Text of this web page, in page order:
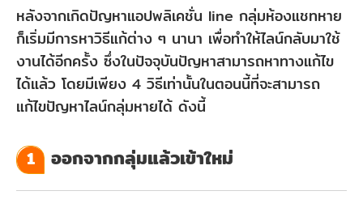
หลังจากเกิดปัญหาแอปพลิเคชั่น line กลุ่มห้องแชทหาย
ก็เริ่มมีการหาวิธีแก้ต่าง ๆ นานา เพื่อทำให้ไลน์กลับมาใช้
งานได้อีกครั้ง ซึ่งในปัจจุบันปัญหาสามารถหาทางแก้ไข
ได้แล้ว โดยมีเพียง 4 วิธีเท่านั้นในตอนนี้ที่จะสามารถ
แก้ไขปัญหาไลน์กลุ่มหายได้ ดังนี้
1 ออกจากกลุ่มแล้วเข้าใหม่